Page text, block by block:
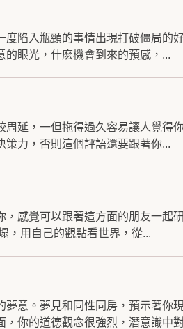
陷入瓶頸的事情出現打破僵局的
眼光，什麽機會到來的預感，...
延，一但拖得過久容易讓人覺得
力，否則這個評語還要跟著你...
感覺可以跟著這方面的朋友一起
，用自己的觀點看世界，從...
意。夢見和同性同房，預示著你
你的道德觀念很強烈，潛意識中